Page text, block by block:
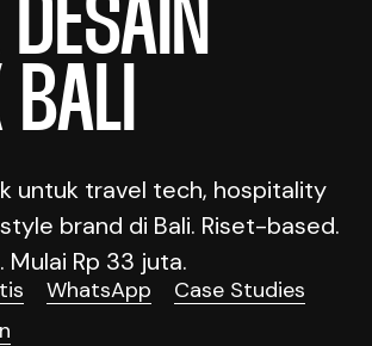
untuk travel tech, hospitality
brand di Bali. Riset-based.
Rp 33 juta.
WhatsApp
Case Studies